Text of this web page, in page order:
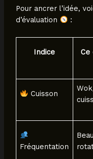
Pour ancrer l’idée,
d’évaluation
:
Indice Ce
Cuisson
Fréquentation